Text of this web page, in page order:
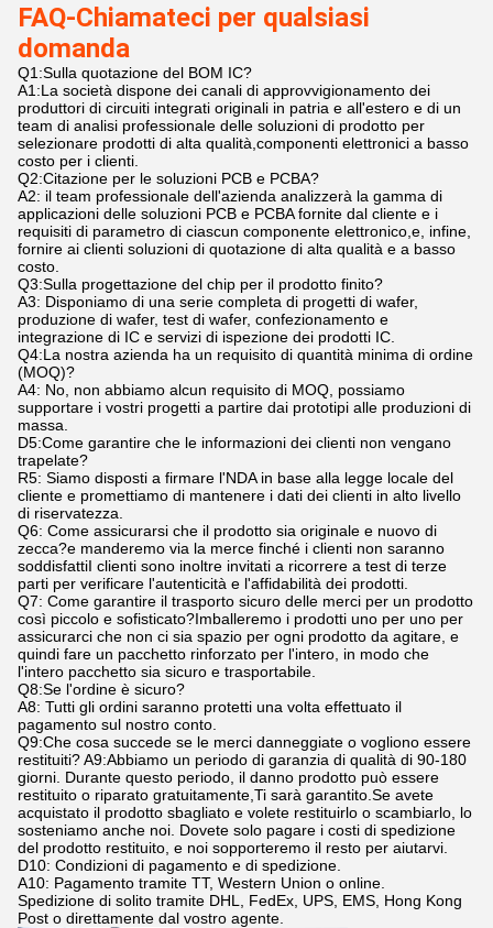
FAQ-Chiamateci per qualsiasi
domanda
Q1:Sulla quotazione del BOM IC?
A1:La società dispone dei canali di approvvigionamento dei
produttori di circuiti integrati originali in patria e all'estero e di un
team di analisi professionale delle soluzioni di prodotto per
selezionare prodotti di alta qualità,componenti elettronici a basso
costo per i clienti.
Q2:Citazione per le soluzioni PCB e PCBA?
A2: il team professionale dell'azienda analizzerà la gamma di
applicazioni delle soluzioni PCB e PCBA fornite dal cliente e i
requisiti di parametro di ciascun componente elettronico,e, infine,
fornire ai clienti soluzioni di quotazione di alta qualità e a basso
costo.
Q3:Sulla progettazione del chip per il prodotto finito?
A3: Disponiamo di una serie completa di progetti di wafer,
produzione di wafer, test di wafer, confezionamento e
integrazione di IC e servizi di ispezione dei prodotti IC.
Q4:La nostra azienda ha un requisito di quantità minima di ordine
(MOQ)?
A4: No, non abbiamo alcun requisito di MOQ, possiamo
supportare i vostri progetti a partire dai prototipi alle produzioni di
massa.
D5:Come garantire che le informazioni dei clienti non vengano
trapelate?
R5: Siamo disposti a firmare l'NDA in base alla legge locale del
cliente e promettiamo di mantenere i dati dei clienti in alto livello
di riservatezza.
Q6: Come assicurarsi che il prodotto sia originale e nuovo di
zecca?e manderemo via la merce finché i clienti non saranno
soddisfattiI clienti sono inoltre invitati a ricorrere a test di terze
parti per verificare l'autenticità e l'affidabilità dei prodotti.
Q7: Come garantire il trasporto sicuro delle merci per un prodotto
così piccolo e sofisticato?Imballeremo i prodotti uno per uno per
assicurarci che non ci sia spazio per ogni prodotto da agitare, e
quindi fare un pacchetto rinforzato per l'intero, in modo che
l'intero pacchetto sia sicuro e trasportabile.
Q8:Se l'ordine è sicuro?
A8: Tutti gli ordini saranno protetti una volta effettuato il
pagamento sul nostro conto.
Q9:Che cosa succede se le merci danneggiate o vogliono essere
restituiti? A9:Abbiamo un periodo di garanzia di qualità di 90-180
giorni. Durante questo periodo, il danno prodotto può essere
restituito o riparato gratuitamente,Ti sarà garantito.Se avete
acquistato il prodotto sbagliato e volete restituirlo o scambiarlo, lo
sosteniamo anche noi. Dovete solo pagare i costi di spedizione
del prodotto restituito, e noi sopporteremo il resto per aiutarvi.
D10: Condizioni di pagamento e di spedizione.
A10: Pagamento tramite TT, Western Union o online.
Spedizione di solito tramite DHL, FedEx, UPS, EMS, Hong Kong
Post o direttamente dal vostro agente.